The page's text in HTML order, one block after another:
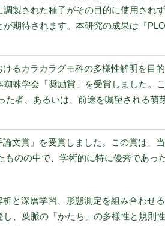
製された種子がその目的に使用され
期待されます。本研究の成果は『
るカラカラグモ科の多様性解明を目
蛛学会「奨励賞」を受賞しました。
者、あるいは、前途を嘱望される萌
文賞」を受賞しました。この賞は、
のの中で、学術的に特に優秀であっ
と深層学習、形態測定を組み合わせ
、葉脈の「かたち」の多様性と規則